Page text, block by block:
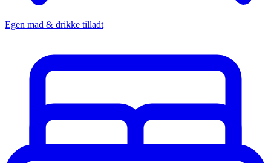
Egen mad & drikke tilladt